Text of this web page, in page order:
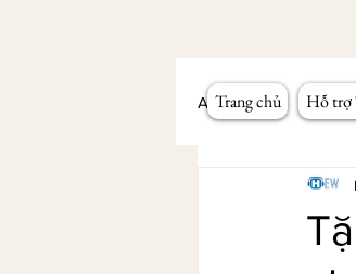
Trang chủ Hỗ trợ
All Posts